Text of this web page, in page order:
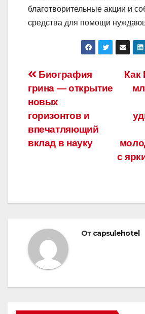
благотворительные акции и
средства для помощи
Навигация
по
записям
Как
с
Биография
грина — открытие
новых
горизонтов и
впечатляющий
вклад в науку
От capsulehotel